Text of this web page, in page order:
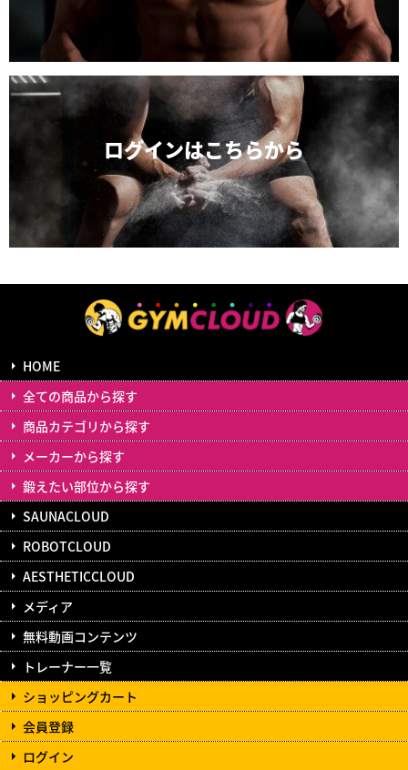
ログインはこちらから
HOME
全ての商品から探す
商品カテゴリから探す
メーカーから探す
鍛えたい部位から探す
SAUNACLOUD
ROBOTCLOUD
AESTHETICCLOUD
メディア
無料動画コンテンツ
トレーナー一覧
ショッピングカート
会員登録
ログイン